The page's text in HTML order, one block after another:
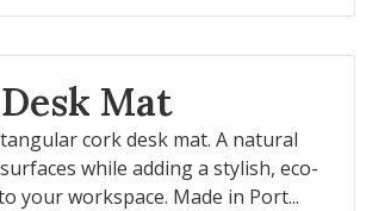
Mat
cork desk mat. A natural
while adding a stylish, eco-
your workspace. Made in Port...